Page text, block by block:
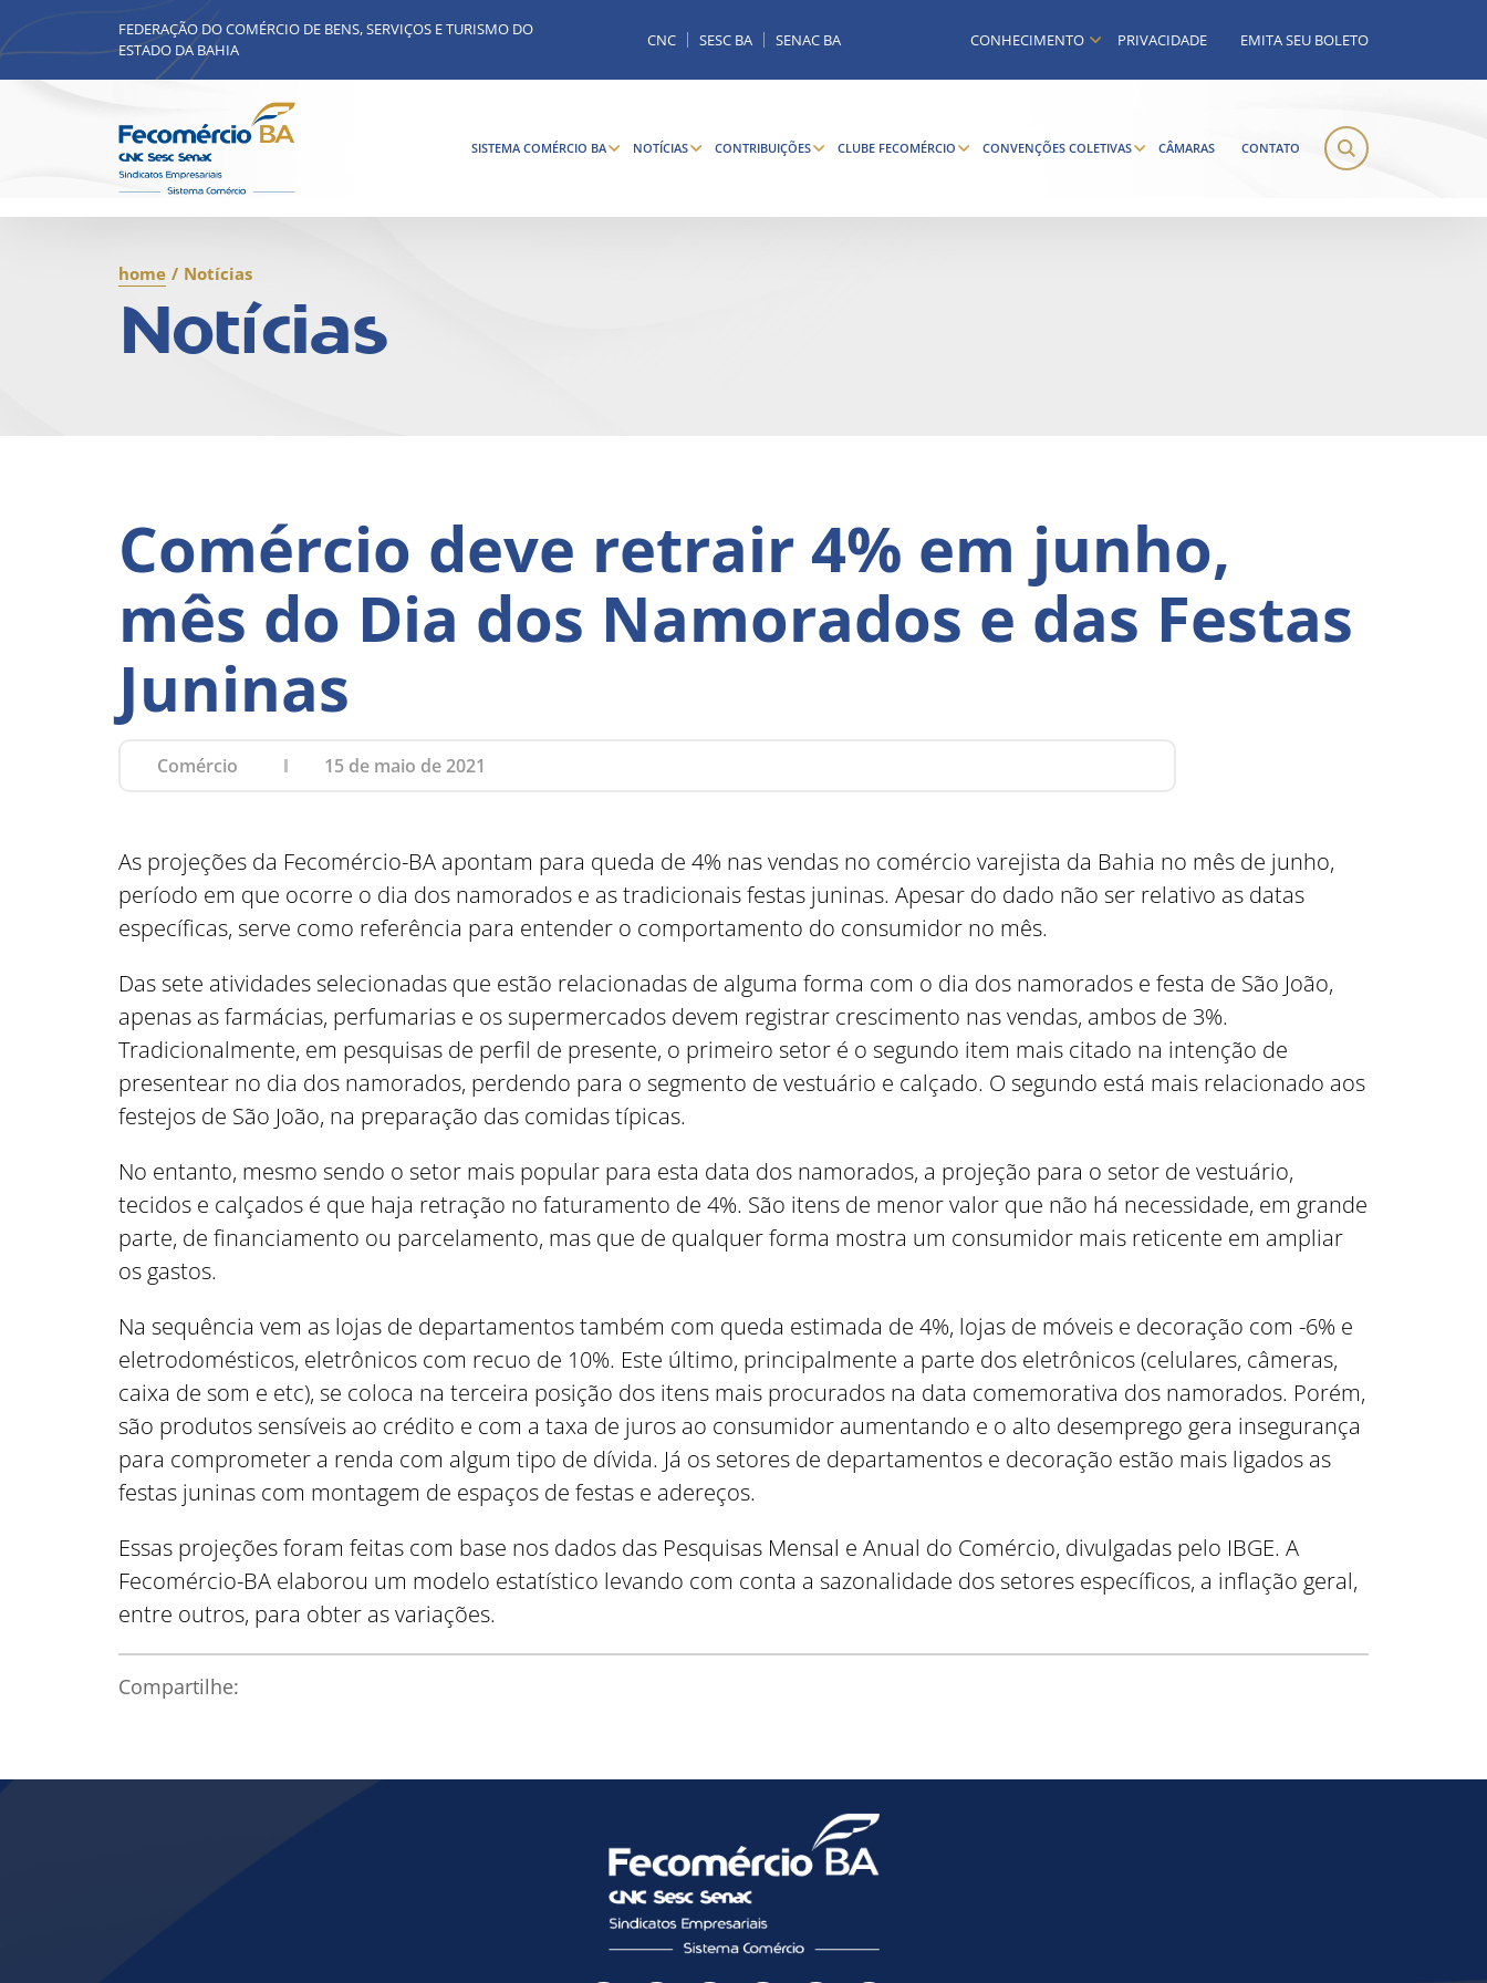
FEDERAÇÃO DO COMÉRCIO DE BENS, SERVIÇOS E TURISMO DO
ESTADO DA BAHIA
CNC SESC BA SENAC BA CONHECIMENTO PRIVACIDADE EMITA SEU BOLETO
SISTEMA COMÉRCIO BA NOTÍCIAS CONTRIBUIÇÕES CLUBE FECOMÉRCIO CONVENÇÕES COLETIVAS CÂMARAS CONTATO
Como utilizar
home / Notícias
Notícias
Comércio deve retrair 4% em junho,
mês do Dia dos Namorados e das Festas
Juninas
Comércio 15 de maio de 2021
As projeções da Fecomércio-BA apontam para queda de 4% nas vendas no comércio varejista da Bahia no mês de junho,
período em que ocorre o dia dos namorados e as tradicionais festas juninas. Apesar do dado não ser relativo as datas
específicas, serve como referência para entender o comportamento do consumidor no mês.
Das sete atividades selecionadas que estão relacionadas de alguma forma com o dia dos namorados e festa de São João,
apenas as farmácias, perfumarias e os supermercados devem registrar crescimento nas vendas, ambos de 3%.
Tradicionalmente, em pesquisas de perfil de presente, o primeiro setor é o segundo item mais citado na intenção de
presentear no dia dos namorados, perdendo para o segmento de vestuário e calçado. O segundo está mais relacionado aos
festejos de São João, na preparação das comidas típicas.
No entanto, mesmo sendo o setor mais popular para esta data dos namorados, a projeção para o setor de vestuário,
tecidos e calçados é que haja retração no faturamento de 4%. São itens de menor valor que não há necessidade, em grande
parte, de financiamento ou parcelamento, mas que de qualquer forma mostra um consumidor mais reticente em ampliar
os gastos.
Na sequência vem as lojas de departamentos também com queda estimada de 4%, lojas de móveis e decoração com -6% e
eletrodomésticos, eletrônicos com recuo de 10%. Este último, principalmente a parte dos eletrônicos (celulares, câmeras,
caixa de som e etc), se coloca na terceira posição dos itens mais procurados na data comemorativa dos namorados. Porém,
são produtos sensíveis ao crédito e com a taxa de juros ao consumidor aumentando e o alto desemprego gera insegurança
para comprometer a renda com algum tipo de dívida. Já os setores de departamentos e decoração estão mais ligados as
festas juninas com montagem de espaços de festas e adereços.
Essas projeções foram feitas com base nos dados das Pesquisas Mensal e Anual do Comércio, divulgadas pelo IBGE. A
Fecomércio-BA elaborou um modelo estatístico levando com conta a sazonalidade dos setores específicos, a inflação geral,
entre outros, para obter as variações.
Compartilhe: